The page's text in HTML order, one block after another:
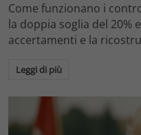
Come funzionano i
la doppia soglia del 20%
accertamenti e la
Leggi di più